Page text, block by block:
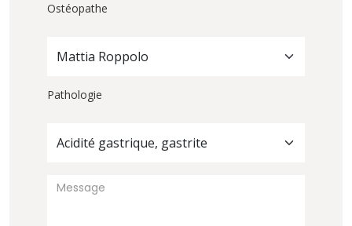
Ostéopathe
Mattia Roppolo
Pathologie
Acidité gastrique, gastrite